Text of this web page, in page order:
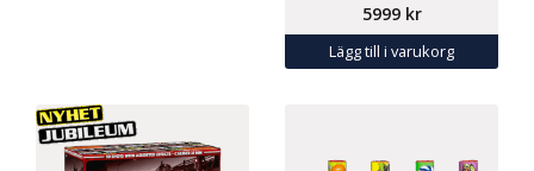
5999 kr
Lägg till i varukorg